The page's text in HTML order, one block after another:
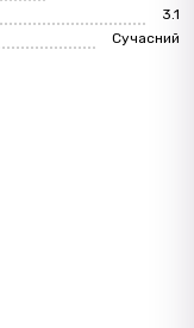
3.1
Сучасний